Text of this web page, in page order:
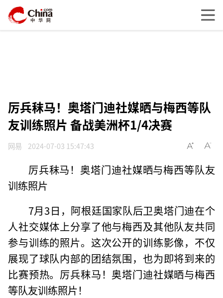
厉兵秣马！奥塔门迪社媒晒与梅西等队
友训练照片 备战美洲杯1/4决赛
网易 2024-07-03 15:47:43
厉兵秣马！奥塔门迪社媒晒与梅西等队友
训练照片
7月3日，阿根廷国家队后卫奥塔门迪在个
人社交媒体上分享了他与梅西及其他队友共同
参与训练的照片。这次公开的训练影像，不仅
展现了球队内部的团结氛围，也为即将到来的
比赛预热。厉兵秣马！奥塔门迪社媒晒与梅西
等队友训练照片！